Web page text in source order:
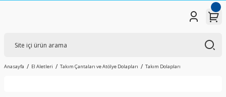
Anasayfa El Aletleri Takım Çantaları ve Atölye Dolapları Takım Dolapları